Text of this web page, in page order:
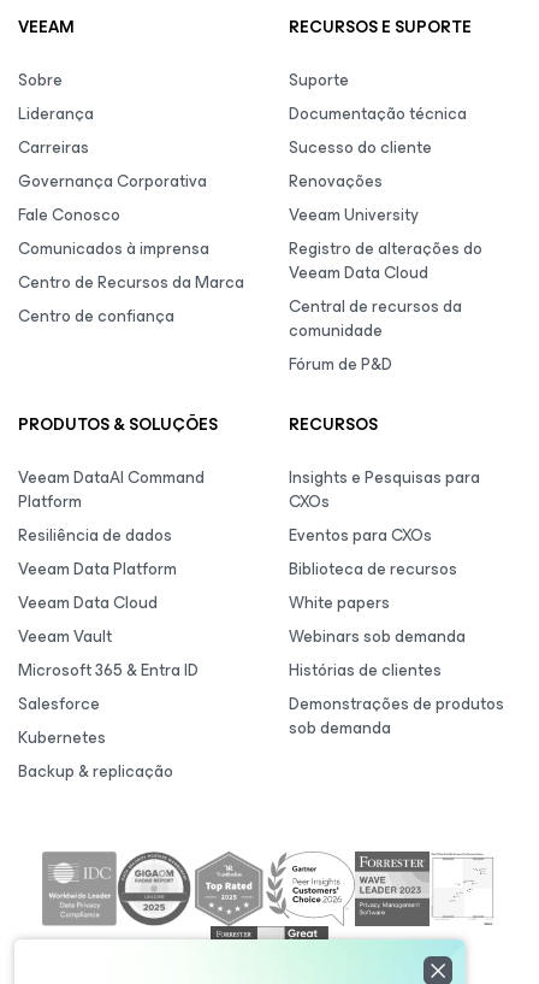
VEEAM
Sobre
Liderança
Carreiras
Governança Corporativa
Fale Conosco
Comunicados à imprensa
Centro de Recursos da Marca
Centro de confiança
RECURSOS E SUPORTE
Suporte
Documentação técnica
Sucesso do cliente
Renovações
Veeam University
Registro de alterações do
Veeam Data Cloud
Central de recursos da
comunidade
Fórum de P&D
PRODUTOS & SOLUÇÕES
Veeam DataAI Command
Platform
Resiliência de dados
Veeam Data Platform
Veeam Data Cloud
Veeam Vault
Microsoft 365 & Entra ID
Salesforce
Kubernetes
Backup & replicação
RECURSOS
Insights e Pesquisas para
CXOs
Eventos para CXOs
Biblioteca de recursos
White papers
Webinars sob demanda
Histórias de clientes
Demonstrações de produtos
sob demanda